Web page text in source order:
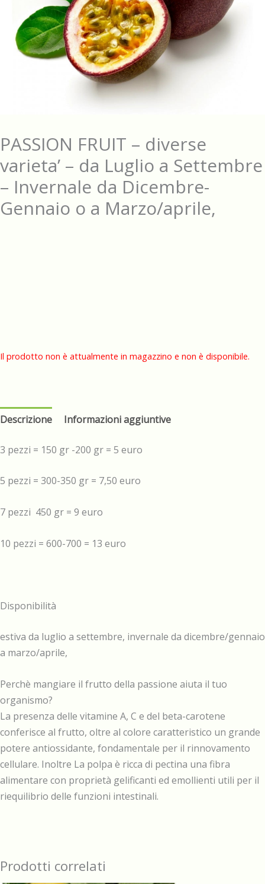
PASSION FRUIT – diverse
varieta’ – da Luglio a Settembre
– Invernale da Dicembre-
Gennaio o a Marzo/aprile,
Il prodotto non è attualmente in magazzino e non è disponibile.
Descrizione Informazioni aggiuntive
3 pezzi = 150 gr -200 gr = 5 euro
5 pezzi = 300-350 gr = 7,50 euro
7 pezzi 450 gr = 9 euro
10 pezzi = 600-700 = 13 euro
Disponibilità
estiva da luglio a settembre, invernale da dicembre/gennaio
a marzo/aprile,
Perchè mangiare il frutto della passione aiuta il tuo
organismo?
La presenza delle vitamine A, C e del beta-carotene
conferisce al frutto, oltre al colore caratteristico un grande
potere antiossidante, fondamentale per il rinnovamento
cellulare. Inoltre La polpa è ricca di pectina una fibra
alimentare con proprietà gelificanti ed emollienti utili per il
riequilibrio delle funzioni intestinali.
Prodotti correlati